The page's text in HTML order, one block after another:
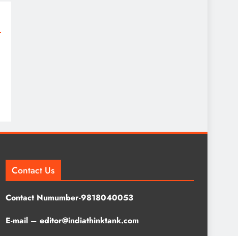
Contact Us
Contact Numumber-9818040053
E-mail – editor@indiathinktank.com